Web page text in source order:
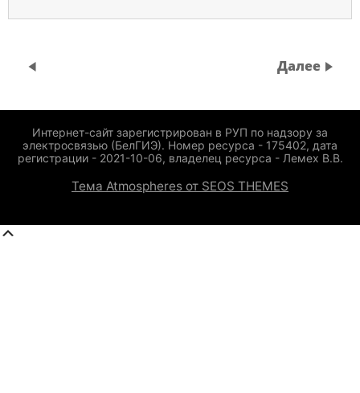
Далее
Интернет-сайт зарегистрирован в РУП по надзору за
электросвязью (БелГИЭ). Номер ресурса - 175402, дата
регистрации - 2021-10-06, владелец ресурса - Лемех В.В.
Тема Atmospheres от SEOS THEMES